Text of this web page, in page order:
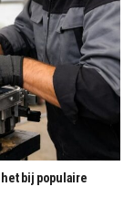
bij populaire